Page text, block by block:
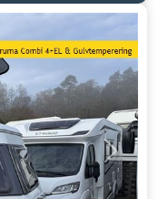
Next